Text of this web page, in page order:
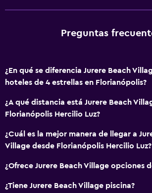
Internet
Habitaciones para no fumadores
Ascensor
Lavandería
Lavandería
Servicios de lavandería/tintorería
Restaurante
Preguntas
¿En qué se diferencia Jurere Beach
hoteles de 4 estrellas en Florianópolis?
¿A qué distancia está Jurere Beach
Florianópolis Hercilio Luz?
¿Cuál es la mejor manera de llegar a
Village desde Florianópolis Hercilio Luz?
¿Ofrece Jurere Beach Village opciones
¿Tiene Jurere Beach Village piscina?